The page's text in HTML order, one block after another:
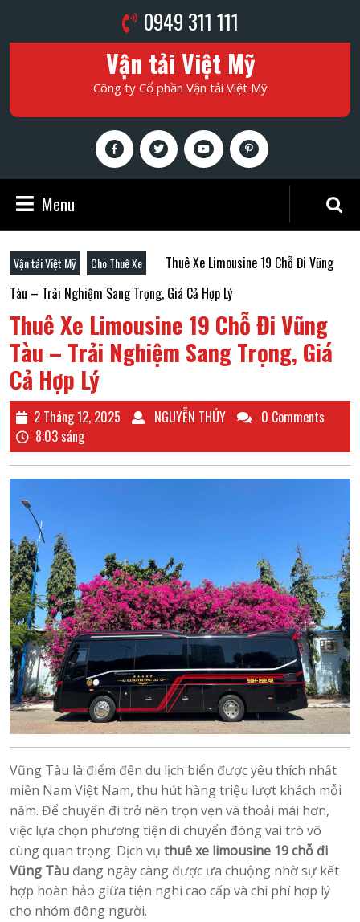
content
0949 311 111
Number
Vận tải Việt Mỹ
Công ty Cổ phần Vận tải Việt Mỹ
FacebookTwitter Youtube Pinterest
Menu
Search
Vận tải Việt Mỹ Cho Thuê Xe
Thuê Xe Limousine 19 Chỗ Đi Vũng
Tàu – Trải Nghiệm Sang Trọng, Giá Cả Hợp Lý
Thuê Xe Limousine 19 Chỗ Đi Vũng
Tàu – Trải Nghiệm Sang Trọng, Giá
Cả Hợp Lý
2 Tháng 12, 2025
2
12,
2025
NGUYỄN THÚY NGUYỄN0 Comments
8:03 sáng
Vũng Tàu là điểm đến du lịch biển được yêu thích nhất
miền Nam Việt Nam, thu hút hàng triệu lượt khách mỗi
năm. Để chuyến đi trở nên trọn vẹn và thoải mái hơn,
việc lựa chọn phương tiện di chuyển đóng vai trò vô
cùng quan trọng. Dịch vụ thuê xe limousine 19 chỗ đi
Vũng Tàu đang ngày càng được ưa chuộng nhờ sự kết
hợp hoàn hảo giữa tiện nghi cao cấp và chi phí hợp lý
cho nhóm đông người.